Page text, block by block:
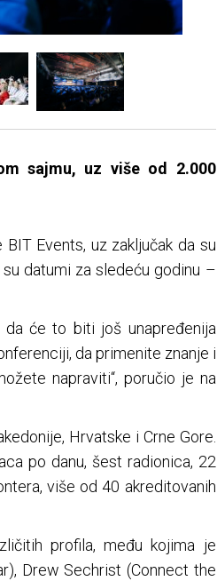
sajmu, uz više od 2.000
Events, uz zaključak da su
su datumi za sledeću godinu –
da će to biti još unapređenija
da primenite znanje i
napraviti“, poručio je na
Hrvatske i Crne Gore.
po danu, šest radionica, 22
više od 40 akreditovanih
profila, među kojima je
Drew Sechrist (Connect the